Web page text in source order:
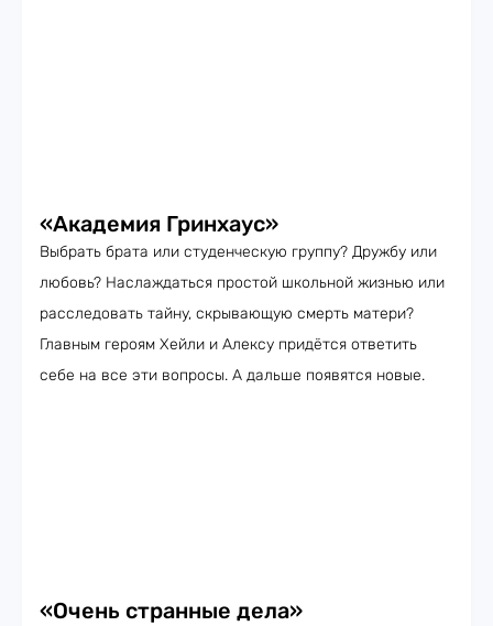
«Академия Гринхаус»
Выбрать брата или студенческую группу? Дружбу или
любовь? Наслаждаться простой школьной жизнью или
расследовать тайну, скрывающую смерть матери?
Главным героям Хейли и Алексу придётся ответить
себе на все эти вопросы. А дальше появятся новые.
«Очень странные дела»